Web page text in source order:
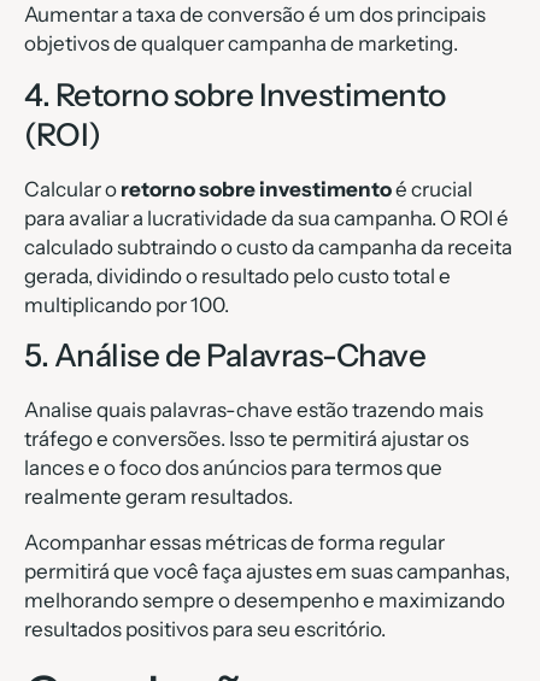
Aumentar a taxa de conversão é um dos principais
objetivos de qualquer campanha de marketing.
4. Retorno sobre Investimento
(ROI)
Calcular o retorno sobre investimentoé crucial
para avaliar a lucratividade da sua campanha. O ROI é
calculado subtraindo o custo da campanha da receita
gerada, dividindo o resultado pelo custo total e
multiplicando por 100.
5. Análise de Palavras-Chave
Analise quais palavras-chave estão trazendo mais
tráfego e conversões. Isso te permitirá ajustar os
lances e o foco dos anúncios para termos que
realmente geram resultados.
Acompanhar essas métricas de forma regular
permitirá que você faça ajustes em suas campanhas,
melhorando sempre o desempenho e maximizando
resultados positivos para seu escritório.